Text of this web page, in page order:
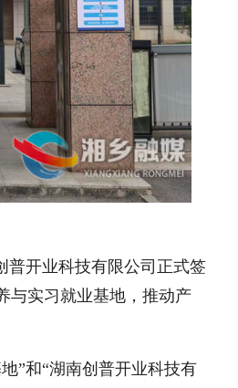
普开业科技有限公司正式签
与实习就业基地，推动产
”和“湖南创普开业科技有